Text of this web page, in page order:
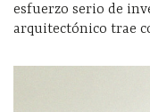
esfuerzo serio de
arquitectónico trae